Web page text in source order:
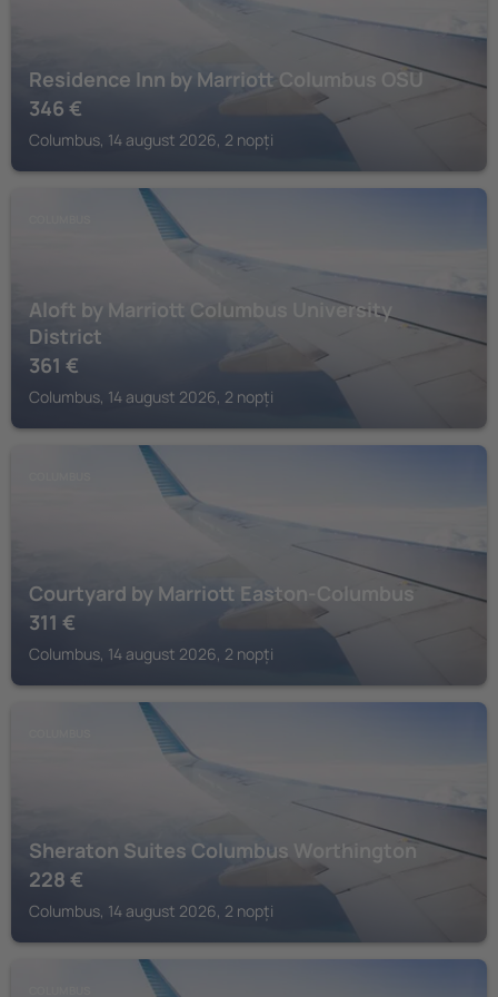
Residence Inn by Marriott Columbus OSU
346 €
Columbus, 14 august 2026, 2 nopți
Aloft by Marriott Columbus University
District
361 €
Columbus, 14 august 2026, 2 nopți
Courtyard by Marriott Easton-Columbus
311 €
Columbus, 14 august 2026, 2 nopți
Sheraton Suites Columbus Worthington
228 €
Columbus, 14 august 2026, 2 nopți